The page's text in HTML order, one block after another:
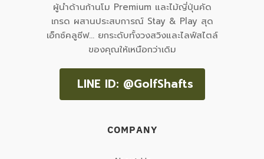
ผู้นำด้านก้านโม Premium และไม้ญี่ปุ่นคัด
เกรด ผสานประสบการณ์ Stay & Play สุด
เอ็กซ์คลูซีฟ... ยกระดับทั้งวงสวิงและไลฟ์สไตล์
ของคุณให้เหนือกว่าเดิม
LINE ID: @GolfShafts
COMPANY